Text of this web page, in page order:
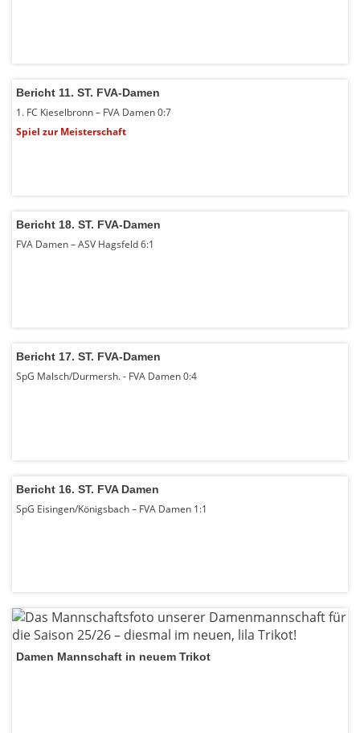
Bericht 11. ST. FVA-Damen
1. FC Kieselbronn – FVA Damen 0:7
Spiel zur Meisterschaft
Bericht 18. ST. FVA-Damen
FVA Damen – ASV Hagsfeld 6:1
Bericht 17. ST. FVA-Damen
SpG Malsch/Durmersh. - FVA Damen 0:4
Bericht 16. ST. FVA Damen
SpG Eisingen/Königsbach – FVA Damen 1:1
Damen Mannschaft in neuem Trikot